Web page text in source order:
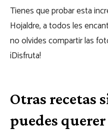
Tienes que probar esta
Hojaldre, a todos les
no olvides compartir las
¡Disfruta!
Otras recetas
puedes